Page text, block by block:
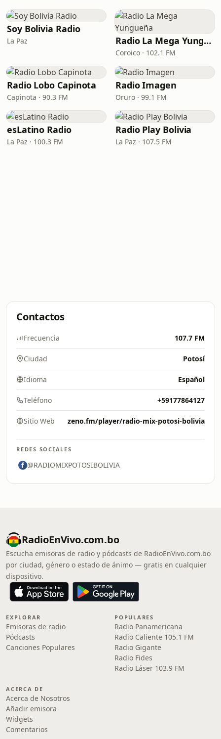
Soy Bolivia Radio
La Paz Radio La Mega Yungueña
Coroico · 102.1 FM
Radio Lobo Capinota
Capinota · 90.3 FM
Radio Imagen
Oruro · 99.1 FM
esLatino Radio
La Paz · 100.3 FM
Radio Play Bolivia
La Paz · 107.5 FM
Contactos
Frecuencia 107.7 FM
Ciudad Potosí
Idioma Español
Teléfono +59177864127
Sitio Web zeno.fm/player/radio-mix-potosi-bolivia
REDES SOCIALES
@RADIOMIXPOTOSIBOLIVIA
RadioEnVivo.com.bo
Escucha emisoras de radio y pódcasts de RadioEnVivo.com.bo
por ciudad, género o estado de ánimo — gratis en cualquier
dispositivo.
EXPLORAR
Emisoras de radio
Pódcasts
Canciones Populares
POPULARES
Radio Panamericana
Radio Caliente 105.1 FM
Radio Gigante
Radio Fides
Radio Láser 103.9 FM
ACERCA DE
Acerca de Nosotros
Añadir emisora
Widgets
Comentarios